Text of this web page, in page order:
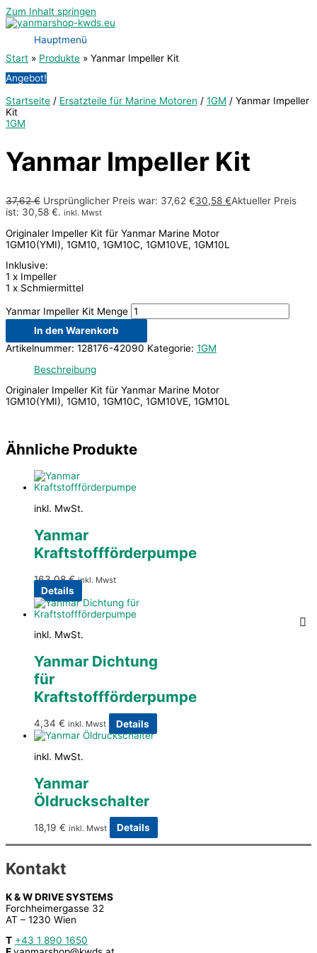
Zum Inhalt springen
Hauptmenü
Start
Produkte
Yanmar Impeller Kit
Angebot!
Startseite / Ersatzteile für Marine Motoren / 1GM / Yanmar Impeller
Kit
1GM
Yanmar Impeller Kit
37,62€ Ursprünglicher Preis war: 37,62 €30,58 €Aktueller Preis
ist: 30,58 €. inkl. Mwst
Originaler Impeller Kit für Yanmar Marine Motor
1GM10(YMI), 1GM10, 1GM10C, 1GM10VE, 1GM10L
Inklusive:
1 x Impeller
1 x Schmiermittel
Yanmar Impeller Kit Menge
In den Warenkorb
Artikelnummer: 128176-42090 Kategorie: 1GM
Beschreibung
Originaler Impeller Kit für Yanmar Marine Motor
1GM10(YMI), 1GM10, 1GM10C, 1GM10VE, 1GM10L
Ähnliche Produkte
inkl. MwSt.
Yanmar
Kraftstoffförderpumpe
163,08€ inkl. Mwst
Details
inkl. MwSt.
Yanmar Dichtung
für
Kraftstoffförderpumpe
4,34 € inkl. Mwst Details
inkl. MwSt.
Yanmar
Öldruckschalter
18,19 € inkl. Mwst Details
Kontakt
K & W DRIVE SYSTEMS
Forchheimergasse 32
AT – 1230 Wien
T +43 1 890 1650